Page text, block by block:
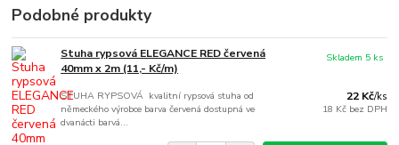
Podobné produkty
Stuha rypsová ELEGANCE RED červená
40mm x 2m (11,- Kč/m)
STUHA RYPSOVÁ kvalitní rypsová stuha od
německého výrobce barva červená dostupná ve
dvanácti barvá...
22 Kč/ks
18 Kč bez DPH
Skladem 5 ks